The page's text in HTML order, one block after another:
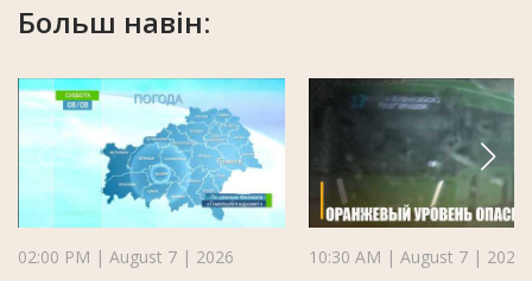
Больш навін:
02:00 PM | August 7 | 2026 10:30 AM | August 7 | 2026